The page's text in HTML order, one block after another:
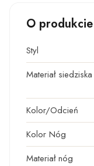
O produkcie
Styl
Materiał siedziska
Kolor/Odcień
Kolor Nóg
Materiał nóg